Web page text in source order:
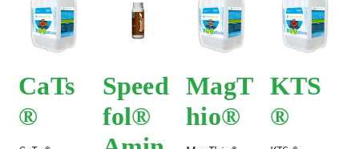
CaTs
®
Speed
fol®
MagT
hio®
KTS
®